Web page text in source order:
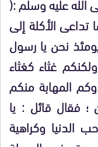
الأكلة إلى
نحن يا رسول
غثاء كغثاء
المهابة منكم
؛ فقال قائل : يا
الدنيا وكراهية